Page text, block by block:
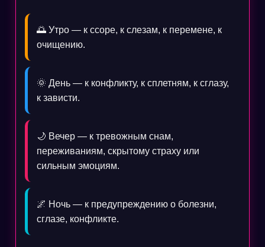
🌅 Утро — к ссоре, к слезам, к перемене, к
очищению.
🌞 День — к конфликту, к сплетням, к сглазу,
к зависти.
🌙 Вечер — к тревожным снам,
переживаниям, скрытому страху или
сильным эмоциям.
🌌 Ночь — к предупреждению о болезни,
сглазе, конфликте.